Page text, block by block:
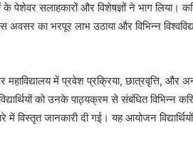
सलाहकारों और विशेषज्ञों ने भाग लिया।
अवसर का भरपूर लाभ उठाया और विभिन्न
महाविद्यालय में प्रवेश प्रक्रिया, छात्रवृत्ति, और
को उनके पाठ्यक्रम से संबंधित विभिन्न
विस्तृत जानकारी दी गई। यह आयोजन